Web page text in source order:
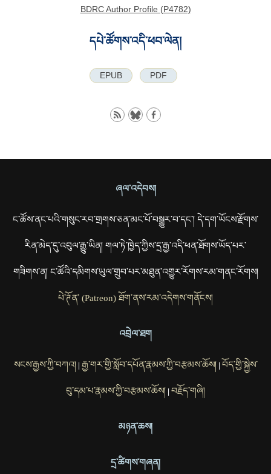
BDRC Author Profile (P4782)
དཔེ་ཚོགས་འདི་ཕབ་ལེན།
EPUB PDF
ཞལ་འདེབས།
ང་ཚོས་ནང་པའི་གསུང་རབ་གྲགས་ཅན་མང་པོ་བསྒྱུར་བ་དང་། དེ་དག་ཡོངས་རྫོགས་
རིན་མེད་དུ་འབུལ་རྒྱུ་ཡིན། གལ་ཏེ་ཁྱེད་ཀྱིས་དྲ་རྒྱ་འདི་ཕན་ཐོགས་ཡོད་པར་
གཟིགས་ན། ང་ཚོའི་དམིགས་ཡུལ་གྲུབ་པར་མཐུན་འགྱུར་རོགས་རམ་གནང་རོགས།
པེ་ཊོན་ (Patreon) ཐོག་ནས་རམ་འདེགས་གནོངས།
འབྲེལ་ཐག
སངས་རྒྱས་ཀྱི་བཀའ། རྒྱ་གར་གྱི་སློབ་དཔོན་རྣམས་ཀྱི་བརྩམས་ཆོས། བོད་གྱི་སྐྱེས་
བུ་དམ་པ་རྣམས་ཀྱི་བརྩམས་ཆོས། བརྗོད་གཞི།
མཉན་ཆས།
དྲ་ཚིགས་གཞན།